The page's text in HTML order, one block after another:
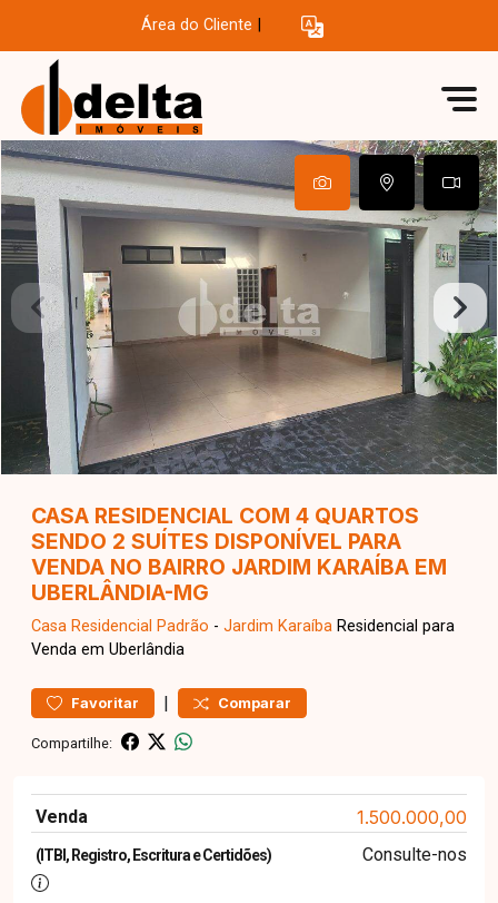
Área do Cliente
CASA RESIDENCIAL COM 4 QUARTOS
SENDO 2 SUÍTES DISPONÍVEL PARA
VENDA NO BAIRRO JARDIM KARAÍBA EM
UBERLÂNDIA-MG
Casa Residencial Padrão - Jardim Karaíba Residencial para
Venda em Uberlândia
Favoritar | Comparar
Compartilhe:
Venda 1.500.000,00
(ITBI, Registro, Escritura e Certidões) Consulte-nos